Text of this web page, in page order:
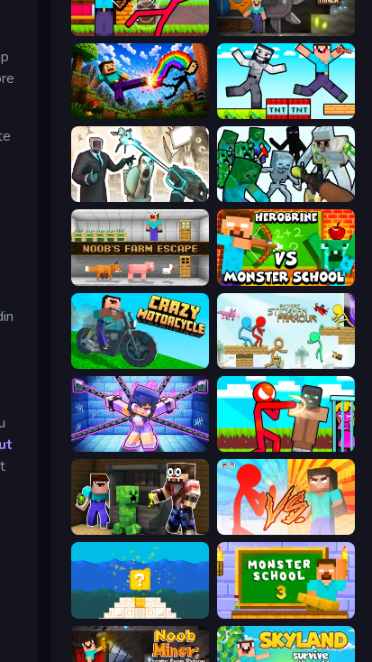
Noob Archer vs Stickman Zombie Noob Digger: Pro Drill Miner
Noob: Wall Crusher Noob Gigachad: Parkour Tricks Challenge
Skibidi Toilets: Infection
Noob's Farm Escape Herobrine vs Monster School
Crazy Motorcycle Stickman Parkour Master
Mini Mine Stickman vs Villager: Save the Girl
Noob Trolls Pro Red Stickman vs Monster School
Monster School 3